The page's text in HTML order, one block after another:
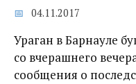
04.11.2017
Ураган в Барнауле
со вчерашнего
сообщения о